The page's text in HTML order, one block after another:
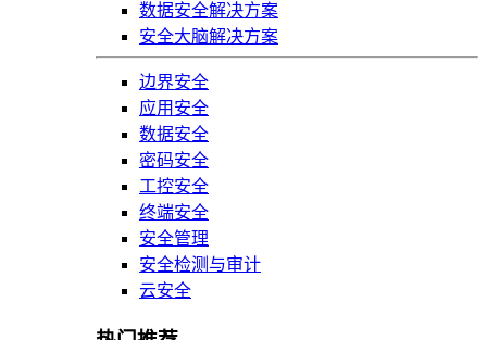
数据安全解决方案
安全大脑解决方案
边界安全
应用安全
数据安全
密码安全
工控安全
终端安全
安全管理
安全检测与审计
云安全